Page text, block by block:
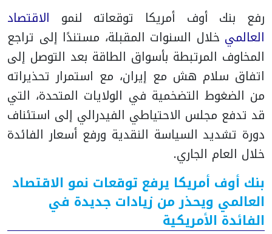
رفع بنك أوف أمريكا توقعاته لنمو الاقتصاد
العالمي خلال السنوات المقبلة، مستندًا إلى تراجع
المخاوف المرتبطة بأسواق الطاقة بعد التوصل إلى
اتفاق سلام هش مع إيران، مع استمرار تحذيراته
من الضغوط التضخمية في الولايات المتحدة، التي
قد تدفع مجلس الاحتياطي الفيدرالي إلى استئناف
دورة تشديد السياسة النقدية ورفع أسعار الفائدة
خلال العام الجاري.
بنك أوف أمريكا يرفع توقعات نمو الاقتصاد
العالمي ويحذر من زيادات جديدة في
الفائدة الأمريكية